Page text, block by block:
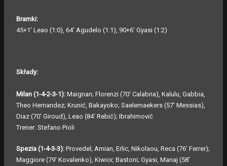
Bramki:
45+1' Leao (1:0), 64' Agudelo (1:1), 90+6' Gyasi (1:2)
Składy:
Milan (1-4-2-3-1): Maignan; Florenzi (70' Calabria), Kalulu, Gabbia,
Theo Hernandez; Krunić, Bakayoko; Saelemaekers (57' Messias),
Diaz (70' Giroud), Leao (84' Rebić); Ibrahimović
Trener: Stefano Pioli
Spezia (1-4-3-3): Provedel; Amian, Erlic, Nikolaou, Reca (76' Ferrer);
Maggiore (79' Kovalenko), Kiwior, Bastoni; Gyasi, Manaj (58'